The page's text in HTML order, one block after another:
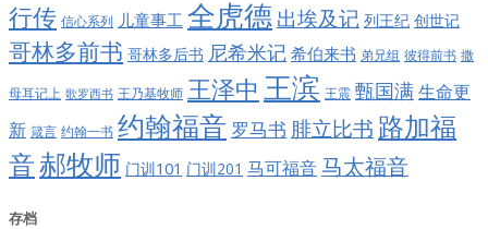
行传 信心系列 儿童事工 全虎德出埃及记 列王纪 创世记
哥林多前书 哥林多后书 尼希米记 希伯来书 弟兄组 彼得前书 撒
母耳记上 歌罗西书 王乃基牧师 王泽中 王滨 王震 甄国满生命更
新 箴言 约翰一书 约翰福音 罗马书 腓立比书 路加福
音郝牧师 门训101 门训201 马可福音 马太福音
存档